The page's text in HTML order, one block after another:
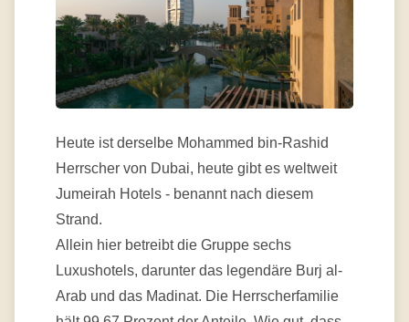
Heute ist derselbe Mohammed bin-Rashid
Herrscher von Dubai, heute gibt es weltweit
Jumeirah Hotels - benannt nach diesem
Strand.
Allein hier betreibt die Gruppe sechs
Luxushotels, darunter das legendäre Burj al-
Arab und das Madinat. Die Herrscherfamilie